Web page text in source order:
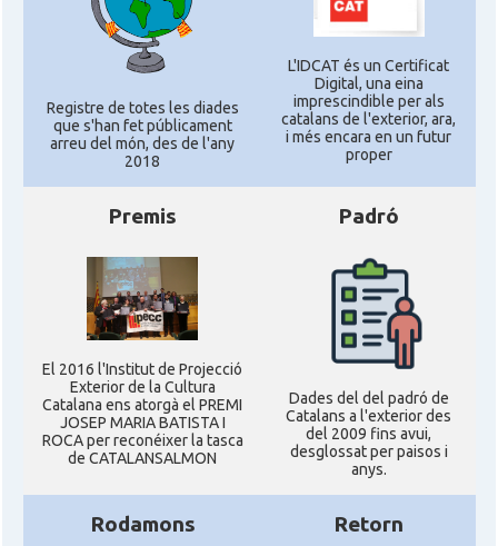
Registre de totes les diades
que s'han fet públicament
arreu del món, des de l'any
2018
L'IDCAT és un Certificat
Digital, una eina
imprescindible per als
catalans de l'exterior, ara,
i més encara en un futur
proper
Premis
El 2016 l'Institut de Projecció
Exterior de la Cultura
Catalana ens atorgà el PREMI
JOSEP MARIA BATISTA I
ROCA per reconéixer la tasca
de CATALANSALMON
Padró
Dades del del padró de
Catalans a l'exterior des
del 2009 fins avui,
desglossat per paisos i
anys.
Rodamons Retorn